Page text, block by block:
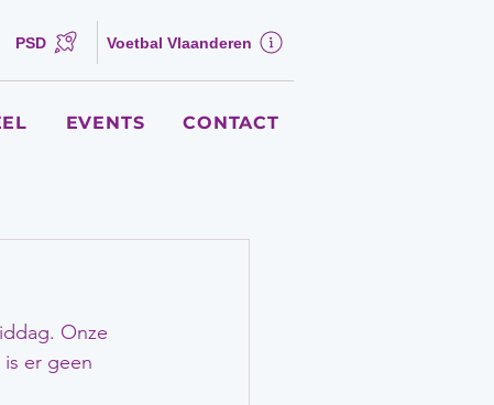
EVENTS CONTACT
Voetbal Vlaanderen
PSD
Onze
er geen